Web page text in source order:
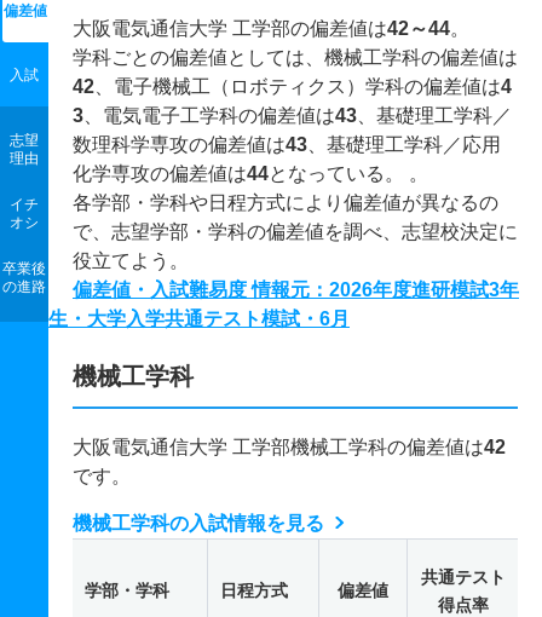
偏差値
入試
志望
理由
イチ
オシ
卒業後
の進路
大阪電気通信大学 工学部の偏差値は42～44。
学科ごとの偏差値としては、機械工学科の偏差値は
42 、電子機械工（ロボティクス）学科の偏差値は4
3 、電気電子工学科の偏差値は43 、基礎理工学科／
数理科学専攻の偏差値は43 、基礎理工学科／応用
化学専攻の偏差値は44となっている。 。
各学部・学科や日程方式により偏差値が異なるの
で、志望学部・学科の偏差値を調べ、志望校決定に
役立てよう。
偏差値・入試難易度 情報元：2026年度進研模試3年
生・大学入学共通テスト模試・6月
機械工学科
大阪電気通信大学 工学部機械工学科の偏差値は42
です。
機械工学科の入試情報を見る
学部・学科 日程方式 偏差値
共通テスト
得点率